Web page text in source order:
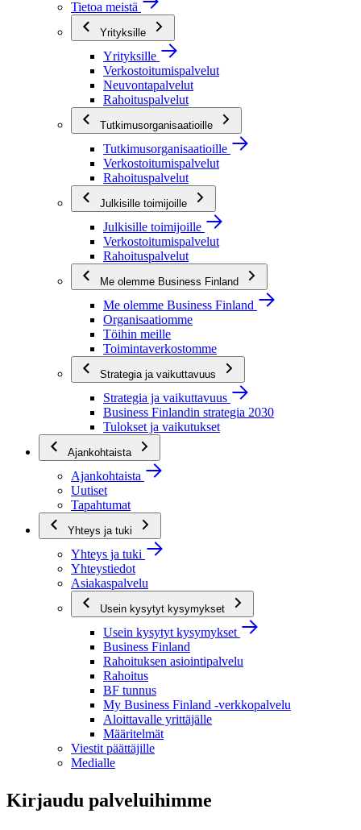
Tietoa meistä
Yrityksille
Yrityksille
Verkostoitumispalvelut
Neuvontapalvelut
Rahoituspalvelut
Tutkimusorganisaatioille
Tutkimusorganisaatioille
Verkostoitumispalvelut
Rahoituspalvelut
Julkisille toimijoille
Julkisille toimijoille
Verkostoitumispalvelut
Rahoituspalvelut
Me olemme Business Finland
Me olemme Business Finland
Organisaatiomme
Töihin meille
Toimintaverkostomme
Strategia ja vaikuttavuus
Strategia ja vaikuttavuus
Business Finlandin strategia 2030
Tulokset ja vaikutukset
Ajankohtaista
Ajankohtaista
Uutiset
Tapahtumat
Yhteys ja tuki
Yhteys ja tuki
Yhteystiedot
Asiakaspalvelu
Usein kysytyt kysymykset
Usein kysytyt kysymykset
Business Finland
Rahoituksen asiointipalvelu
Rahoitus
BF tunnus
My Business Finland -verkkopalvelu
Aloittavalle yrittäjälle
Määritelmät
Viestit päättäjille
Medialle
Kirjaudu palveluihimme